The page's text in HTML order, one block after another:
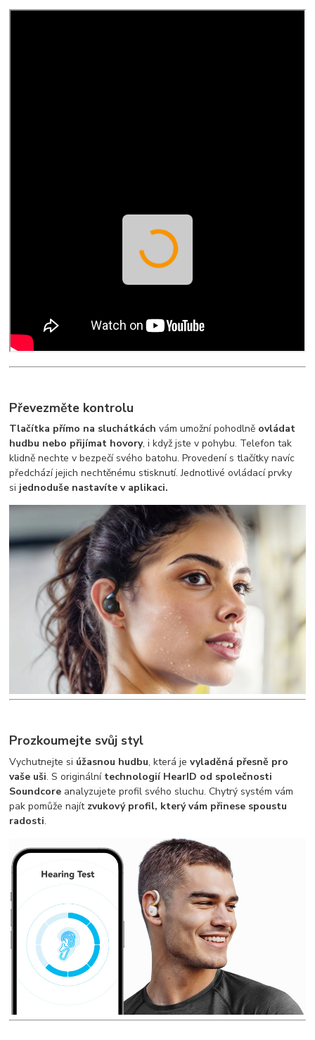
Převezměte kontrolu
Tlačítka přímo na sluchátkách vám umožní pohodlně ovládat
hudbu nebo přijímat hovory, i když jste v pohybu. Telefon tak
klidně nechte v bezpečí svého batohu. Provedení s tlačítky navíc
předchází jejich nechtěnému stisknutí. Jednotlivé ovládací prvky
si jednoduše nastavíte v aplikaci.
Prozkoumejte svůj styl
Vychutnejte si úžasnou hudbu, která jevyladěná přesně pro
vaše uši. S originální technologií HearID od společnosti
Soundcore analyzujete profil svého sluchu. Chytrý systém vám
pak pomůže najít zvukový profil, který vám přinese spoustu
radosti.